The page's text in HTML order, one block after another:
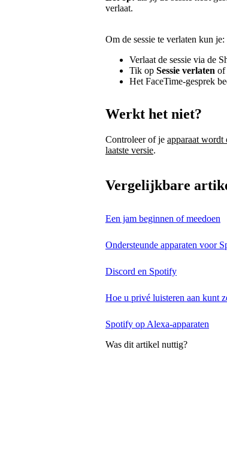
verlaat.
Om de sessie te verlaten kun je:
Verlaat de sessie via de
Tik op Sessie verlaten of
Het FaceTime-gesprek
Werkt het niet?
Controleer of je apparaat wordt
laatste versie.
Vergelijkbare
Een jam beginnen of meedoen
Ondersteunde apparaten voor
Discord en Spotify
Hoe u privé luisteren aan kunt
Spotify op Alexa-apparaten
Was dit artikel nuttig?